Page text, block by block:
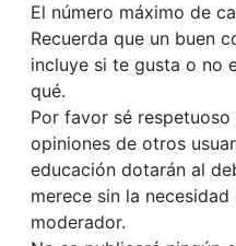
El número máximo de
Recuerda que un buen
incluye si te gusta o no
qué.
Por favor sé
opiniones de otros
educación dotarán al
merece sin la
moderador.